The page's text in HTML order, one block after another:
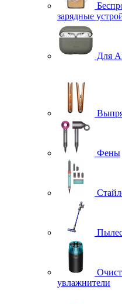
зарядные
Для
Фены
увлажнители